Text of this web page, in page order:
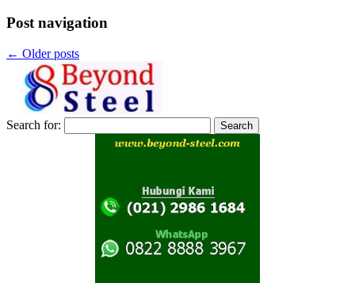
Post navigation
← Older posts
Search for: